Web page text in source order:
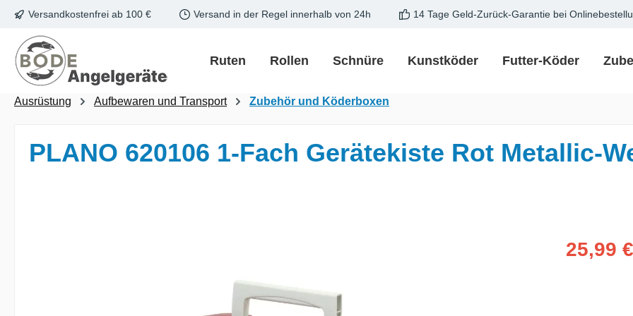
Hauptinhalt springen
Zur Suche springen
Zur Hauptnavigation springen
Versandkostenfrei ab 100 € Versand in der Regel innerhalb von 24h 14 Tage Geld-Zurück-Garantie bei
Ruten Rollen Schnüre Kunstköder Futter-Köder
Ausrüstung Aufbewaren und Transport Zubehör und Köderboxen
PLANO 620106 1-Fach Gerätekiste Rot Metallic-
Verkaufspreis:
25,99 €